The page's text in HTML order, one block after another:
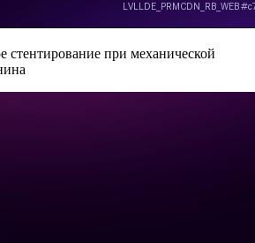
стентирование при механической